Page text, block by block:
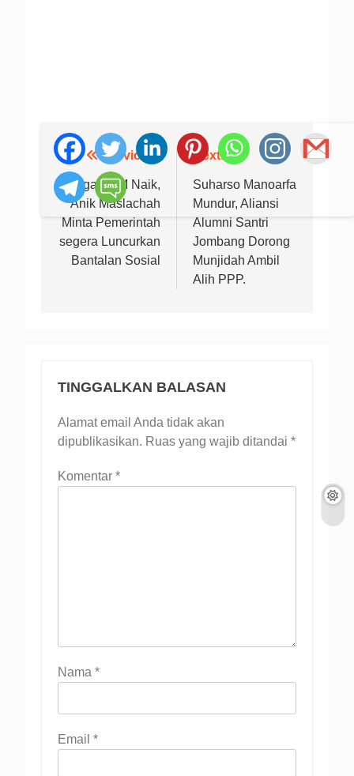
Navigasi
pos
Previous:
Harga BBM Naik,
Anik Maslachah
Minta Pemerintah
segera Luncurkan
Bantalan Sosial
Next:
Suharso Manoarfa
Mundur, Aliansi
Alumni Santri
Jombang Dorong
Munjidah Ambil
Alih PPP.
TINGGALKAN BALASAN
Alamat email Anda tidak akan
dipublikasikan. Ruas yang wajib ditandai *
Komentar *
Nama *
Email *